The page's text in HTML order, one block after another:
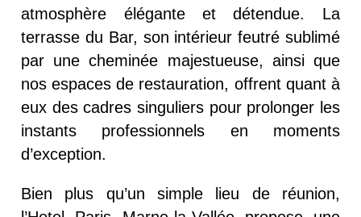
atmosphère élégante et détendue. La
terrasse du Bar, son intérieur feutré sublimé
par une cheminée majestueuse, ainsi que
nos espaces de restauration, offrent quant à
eux des cadres singuliers pour prolonger les
instants professionnels en moments
d’exception.
Bien plus qu’un simple lieu de réunion,